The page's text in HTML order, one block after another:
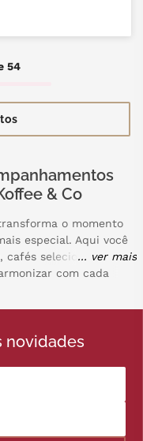
54
& Co
o momento
especial. Aqui você
selecionados e
com cada
sabor.
Koffee & Co
as principais
e
... ver mais
novidades